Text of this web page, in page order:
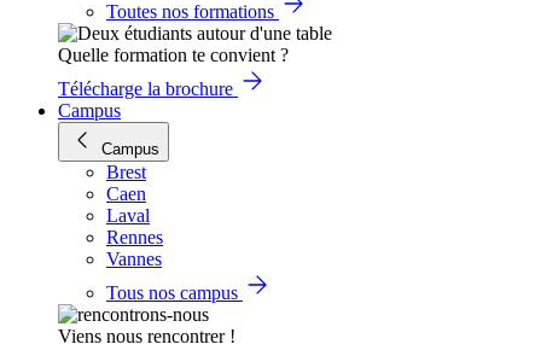
Toutes nos formations
Quelle formation te convient ?
Télécharge la brochure
Campus
Campus
Brest
Caen
Laval
Rennes
Vannes
Tous nos campus
Viens nous rencontrer !